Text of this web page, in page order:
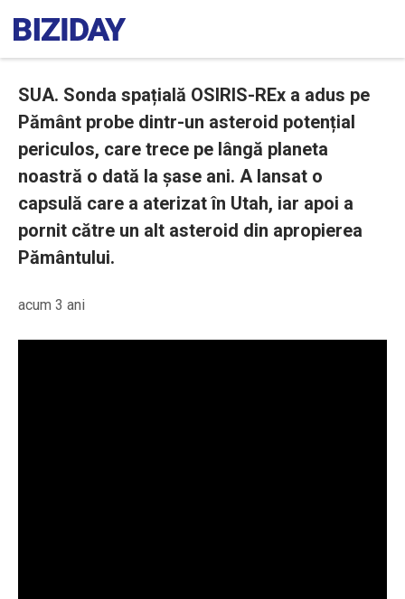
SUA. Sonda spațială OSIRIS-REx a adus pe
Pământ probe dintr-un asteroid potențial
periculos, care trece pe lângă planeta
noastră o dată la șase ani. A lansat o
capsulă care a aterizat în Utah, iar apoi a
pornit către un alt asteroid din apropierea
Pământului.
acum 3 ani